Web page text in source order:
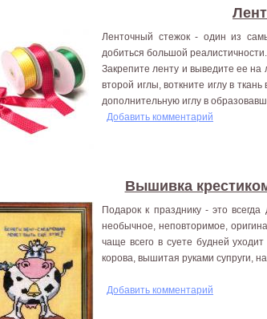
Ленточный стежок - один из
добиться большой реалистичности.
Закрепите ленту и выведите ее
второй иглы, воткните иглу в
дополнительную иглу в
Добавить комментарий
Вышивка
Подарок к празднику - это
необычное, неповторимое,
чаще всего в суете будней
корова, вышитая руками супруги,
Добавить комментарий